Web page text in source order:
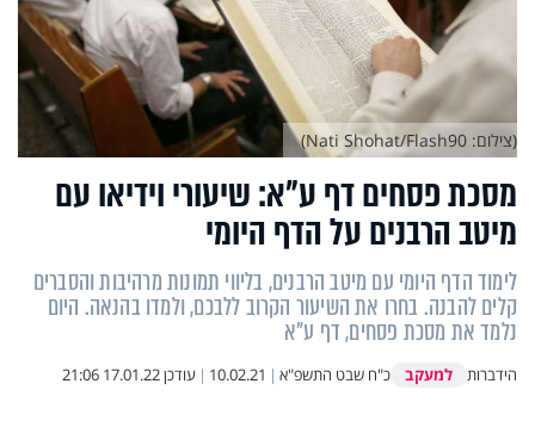
מסכת פסחים דף ע"א: שיעורי וידיאו עם
מיטב הרבנים על הדף היומי
לימוד הדף היומי עם מיטב הרבנים, בליווי תמונות מרהיבות והסברים
קלים להבנה. בחרו את השיעור הקרוב ללבכם, ולמדו בהנאה. היום
נלמד את מסכת פסחים, דף ע"א
הידברות למעקב כ"ח שבט התשפ"א |
10.02.21
| עודכן17.01.22 21:06
(צילום: Nati Shohat/Flash90)